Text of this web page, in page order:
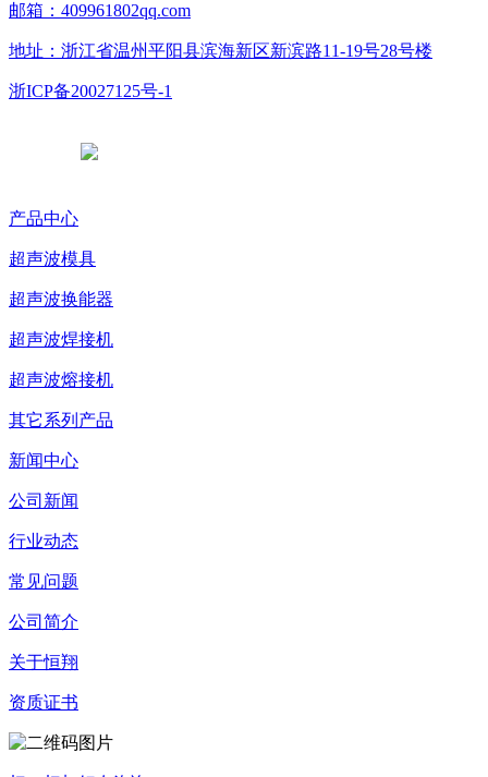
邮箱：409961802qq.com
地址：浙江省温州平阳县滨海新区新滨路11-19号28号楼
浙ICP备20027125号-1
产品中心
超声波模具
超声波换能器
超声波焊接机
超声波熔接机
其它系列产品
新闻中心
公司新闻
行业动态
常见问题
公司简介
关于恒翔
资质证书